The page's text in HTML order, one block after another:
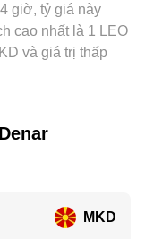
giờ, tỷ giá này
cao nhất là 1 LEO
và giá trị thấp
MKD